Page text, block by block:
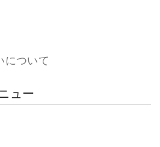
について
ュー